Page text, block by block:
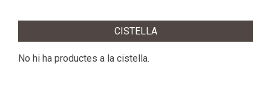
CISTELLA
No hi ha productes a la cistella.